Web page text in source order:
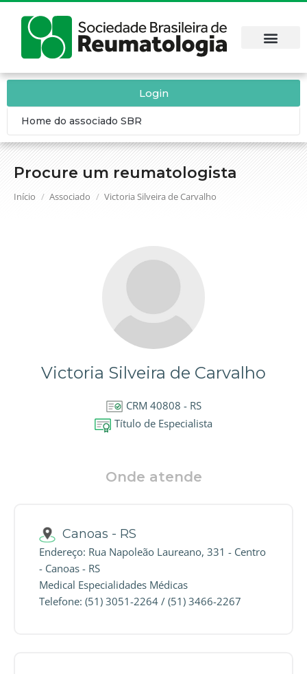
Procure um reumatologista
Você está aqui:
Início Associado Victoria Silveira de Carvalho
Login
Home do associado SBR
Victoria Silveira de Carvalho
CRM 40808 - RS
Título de Especialista
Onde atende
Canoas - RS
Endereço: Rua Napoleão Laureano, 331 - Centro
- Canoas - RS
Medical Especialidades Médicas
Telefone: (51) 3051-2264 / (51) 3466-2267